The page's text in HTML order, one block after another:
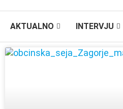
AKTUALNO INTERVJU